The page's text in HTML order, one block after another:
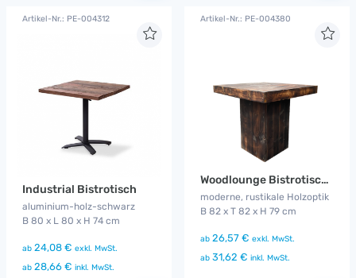
Artikel-Nr.: PE-004312
Industrial Bistrotisch
aluminium-holz-schwarz
B 80 x L 80 x H 74 cm
ab 24,08 € exkl. MwSt.
ab 28,66 € inkl. MwSt.
Artikel-Nr.: PE-004380
Woodlounge Bistrotisch Industrial
moderne, rustikale Holzoptik
B 82 x T 82 x H 79 cm
ab 26,57 € exkl. MwSt.
ab 31,62 € inkl. MwSt.